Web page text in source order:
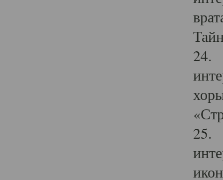
24.
25.